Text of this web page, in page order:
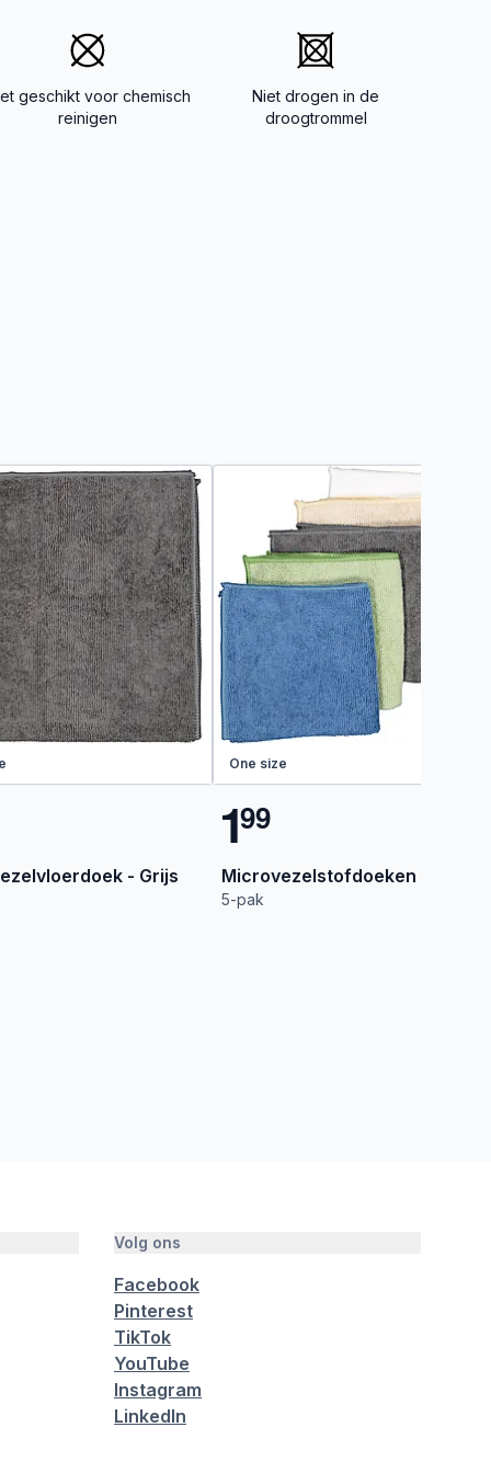
geschikt voor chemisch
reinigen
Niet drogen in de
droogtrommel
- Grijs
One size
199
Microvezelstofdoeken - Beige
5-pak
Volg ons
Facebook
Pinterest
TikTok
YouTube
Instagram
LinkedIn